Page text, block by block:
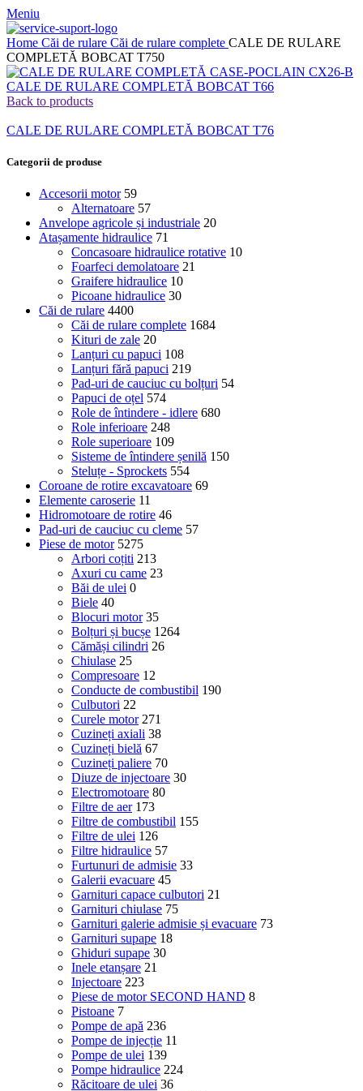
Meniu
Home Căi de rulare Căi de rulare complete CALE DE RULARE
COMPLETĂ BOBCAT T750
CALE DE RULARE COMPLETĂ BOBCAT T66
Back to products
CALE DE RULARE COMPLETĂ BOBCAT T76
Categorii de produse
Accesorii motor 59
Alternatoare 57
Anvelope agricole și industriale 20
Atașamente hidraulice 71
Concasoare hidraulice rotative 10
Foarfeci demolatoare 21
Graifere hidraulice 10
Picoane hidraulice 30
Căi de rulare 4400
Căi de rulare complete 1684
Kituri de zale 20
Lanțuri cu papuci 108
Lanțuri fără papuci 219
Pad-uri de cauciuc cu bolțuri 54
Papuci de oțel 574
Role de întindere - idlere 680
Role inferioare 248
Role superioare 109
Sisteme de întindere șenilă 150
Steluțe - Sprockets 554
Coroane de rotire excavatoare 69
Elemente caroserie 11
Hidromotoare de rotire 46
Pad-uri de cauciuc cu cleme 57
Piese de motor 5275
Arbori coțiti 213
Axuri cu came 23
Băi de ulei 0
Biele 40
Blocuri motor 35
Bolțuri și bucșe 1264
Cămăși cilindri 26
Chiulase 25
Compresoare 12
Conducte de combustibil 190
Culbutori 22
Curele motor 271
Cuzineți axiali 38
Cuzineți bielă 67
Cuzineți paliere 70
Diuze de injectoare 30
Electromotoare 80
Filtre de aer 173
Filtre de combustibil 155
Filtre de ulei 126
Filtre hidraulice 57
Furtunuri de admisie 33
Galerii evacuare 45
Garnituri capace culbutori 21
Garnituri chiulase 75
Garnituri galerie admisie și evacuare 73
Garnituri supape 18
Ghiduri supape 30
Inele etanșare 21
Injectoare 223
Piese de motor SECOND HAND 8
Pistoane 7
Pompe de apă 236
Pompe de injecție 11
Pompe de ulei 139
Pompe hidraulice 224
Răcitoare de ulei 36